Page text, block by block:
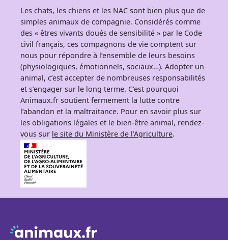
Les chats, les chiens et les NAC sont bien plus que de
simples animaux de compagnie. Considérés comme
des « êtres vivants doués de sensibilité » par le Code
civil français, ces compagnons de vie comptent sur
nous pour répondre à l’ensemble de leurs besoins
(physiologiques, émotionnels, sociaux…). Adopter un
animal, c’est accepter de nombreuses responsabilités
et s’engager sur le long terme. C’est pourquoi
Animaux.fr soutient fermement la lutte contre
l’abandon et la maltraitance. Pour en savoir plus sur
les obligations légales et le bien-être animal, rendez-
vous sur le site du Ministère de l’Agriculture.